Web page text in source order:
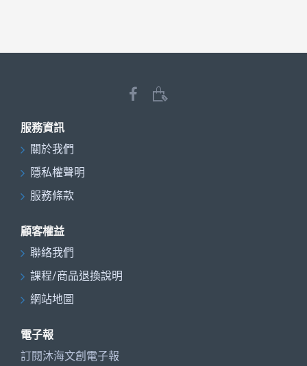
服務資訊
關於我們
隱私權聲明
服務條款
顧客權益
聯絡我們
課程/商品退換說明
網站地圖
電子報
訂閱沐海文創電子報